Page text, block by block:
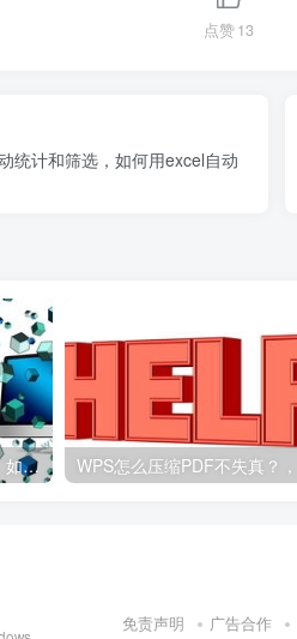
点赞13
统计和筛选，如何用excel自动
如何用WPS绘制流程图？，如何用wps绘制流程图并保存
免责声明 广告合作